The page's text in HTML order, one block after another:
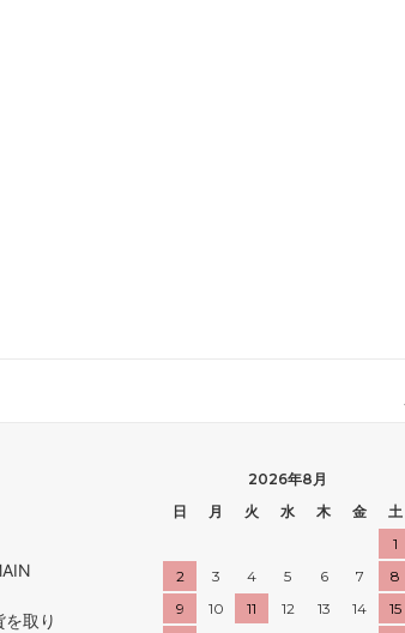
取り
2026年8月
日
月 火 水 木 金
土
1
2
3 4 5 6 7
8
9
10 11 12 13 14
15